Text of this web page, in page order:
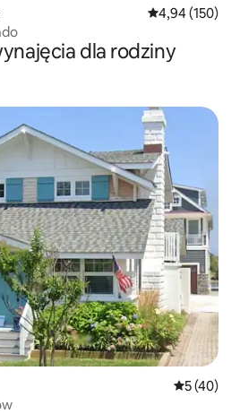
Średnia
4,94 (150)
dla rodziny
Wybór gości
Średnia
5 (40)